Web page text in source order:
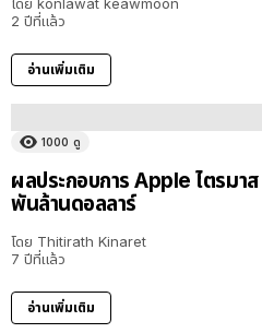
โดย konlawat keawmoon
2 ปีที่แล้ว
อ่านเพิ่มเติม
1000 ดู
ผลประกอบการ Apple ไตรมา
พันล้านดอลลาร์
โดย Thitirath Kinaret
7 ปีที่แล้ว
อ่านเพิ่มเติม